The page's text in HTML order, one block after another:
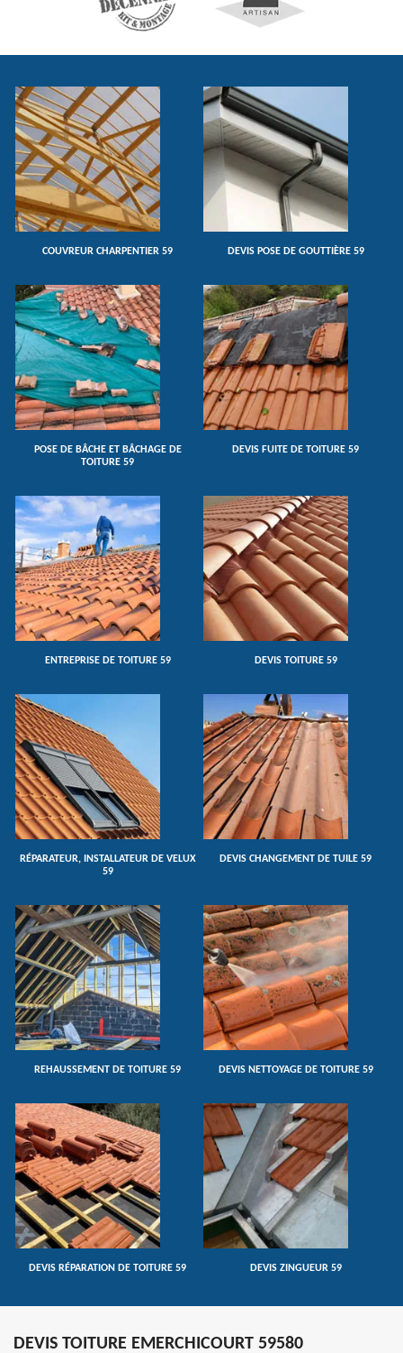
COUVREUR CHARPENTIER 59 DEVIS POSE DE GOUTTIÈRE 59
POSE DE BÂCHE ET BÂCHAGE DE
TOITURE 59
DEVIS FUITE DE TOITURE 59
ENTREPRISE DE TOITURE 59 DEVIS TOITURE 59
RÉPARATEUR, INSTALLATEUR DE VELUX
59
DEVIS CHANGEMENT DE TUILE 59
REHAUSSEMENT DE TOITURE 59 DEVIS NETTOYAGE DE TOITURE 59
DEVIS RÉPARATION DE TOITURE 59 DEVIS ZINGUEUR 59
DEVIS TOITURE EMERCHICOURT 59580